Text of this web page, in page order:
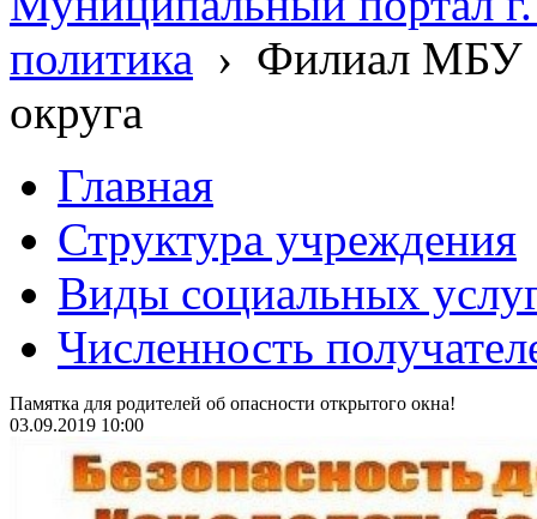
политика › Филиал МБУ
округа
Главная
Структура учреждения
Виды социальных
Численность
Памятка для родителей об опасности открытого окна!
03.09.2019 10:00